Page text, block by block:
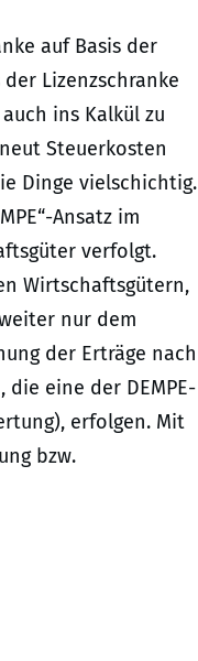
auf Basis der
Lizenzschranke
ins Kalkül zu
Steuerkosten
Dinge vielschichtig.
Ansatz im
verfolgt.
Wirtschaftsgütern,
nur dem
der Erträge nach
eine der DEMPE-
erfolgen. Mit
bzw.